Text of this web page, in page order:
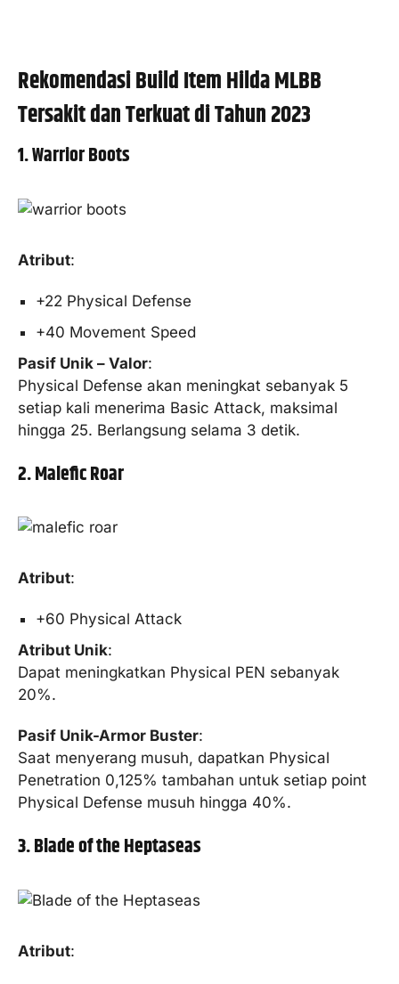
Rekomendasi Build Item Hilda MLBB
Tersakit dan Terkuat di Tahun 2023
1. Warrior Boots
Atribut:
+22 Physical Defense
+40 Movement Speed
Pasif Unik – Valor:
Physical Defense akan meningkat sebanyak 5
setiap kali menerima Basic Attack, maksimal
hingga 25. Berlangsung selama 3 detik.
2. Malefic Roar
Atribut:
+60 Physical Attack
Atribut Unik:
Dapat meningkatkan Physical PEN sebanyak
20%.
Pasif Unik-Armor Buster:
Saat menyerang musuh, dapatkan Physical
Penetration 0,125% tambahan untuk setiap point
Physical Defense musuh hingga 40%.
3. Blade of the Heptaseas
Atribut: